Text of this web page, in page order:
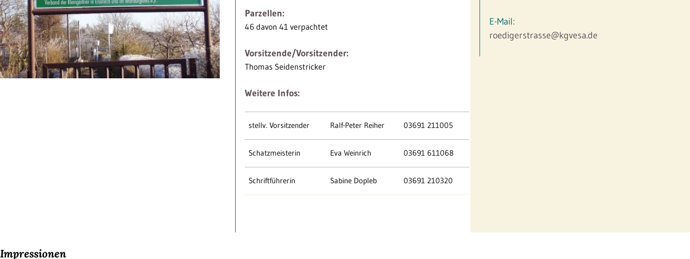
Parzellen:
46 davon 41 verpachtet
Vorsitzende/Vorsitzender:
Thomas Seidenstricker
Weitere Infos:
stellv. Vorsitzender Ralf-Peter Reiher 03691 211005
Schatzmeisterin Eva Weinrich 03691 611068
Schriftführerin Sabine Dopleb 03691 210320
E-Mail:
roedigerstrasse@kgvesa.de
Impressionen